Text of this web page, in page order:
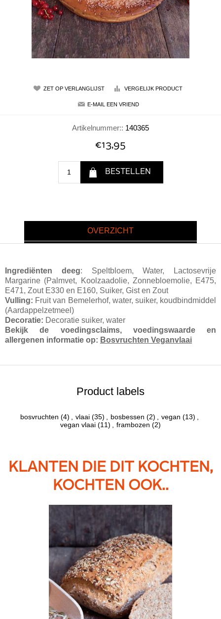
Artikelnummer:: 140365
€13,95
OVERZICHT
Ingrediënten deeg: Speltbloem, Water, Lactosevrije
Margarine (Palmvet, Koolzaadolie, Zonnebloemolie, E475,
E471, Zout E330 en E160, Suiker, Gist en Zout
Vulling: Fruit van Bemelerhof, water, suiker, koudbindmiddel
(Aardappelzetmeel)
Decoratie: Decoratie suiker, water
Bekijk de voedingsclaims, voedingswaarde en
allergenen informatie op: Bosvruchten Veganvlaai
Product labels
bosvruchten (4) vlaai (35) bosbessen (2) vegan (13)
vegan vlaai (11) frambozen (2)
KLANTEN DIE DIT KOCHTEN,
KOCHTEN OOK..